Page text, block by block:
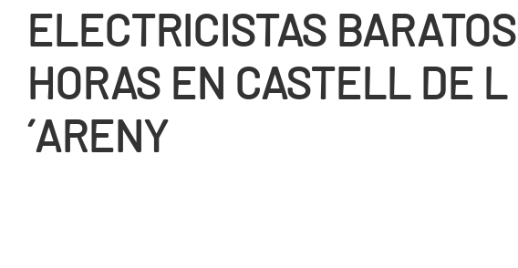
ELECTRICISTAS
HORAS EN CASTELL DE L
´ARENY